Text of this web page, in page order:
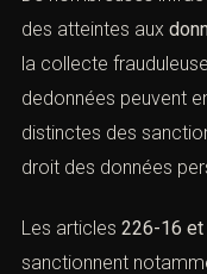
XIV.
des données
De nombreuses